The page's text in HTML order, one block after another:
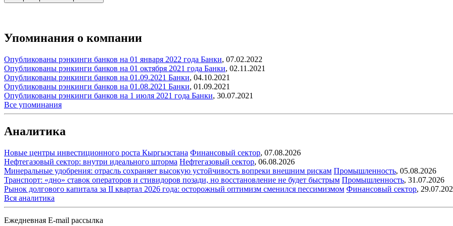
Упоминания о компании
Опубликованы рэнкинги банков на 01 января 2022 года Банки, 07.02.2022
Опубликованы рэнкинги банков на 01 октября 2021 года Банки, 02.11.2021
Опубликованы рэнкинги банков на 01.09.2021 Банки, 04.10.2021
Опубликованы рэнкинги банков на 01.08.2021 Банки, 01.09.2021
Опубликованы рэнкинги банков на 1 июля 2021 года Банки, 30.07.2021
Все упоминания
Аналитика
Новые центры инвестиционного роста Кыргызстана Финансовый сектор, 07.08.2026
Нефтегазовый сектор: внутри идеального шторма Нефтегазовый сектор, 06.08.2026
Минеральные удобрения: отрасль сохраняет высокую устойчивость вопреки внешним рискам Промышленность, 05.08.2026
Транспорт: «дно» ставок операторов и стивидоров позади, но восстановление не будет быстрым Промышленность, 31.07.2026
Рынок долгового капитала за II квартал 2026 года: осторожный оптимизм сменился пессимизмом Финансовый сектор,
Вся аналитика
Ежедневная E-mail рассылка